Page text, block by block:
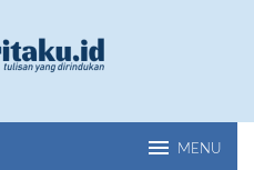
MENU